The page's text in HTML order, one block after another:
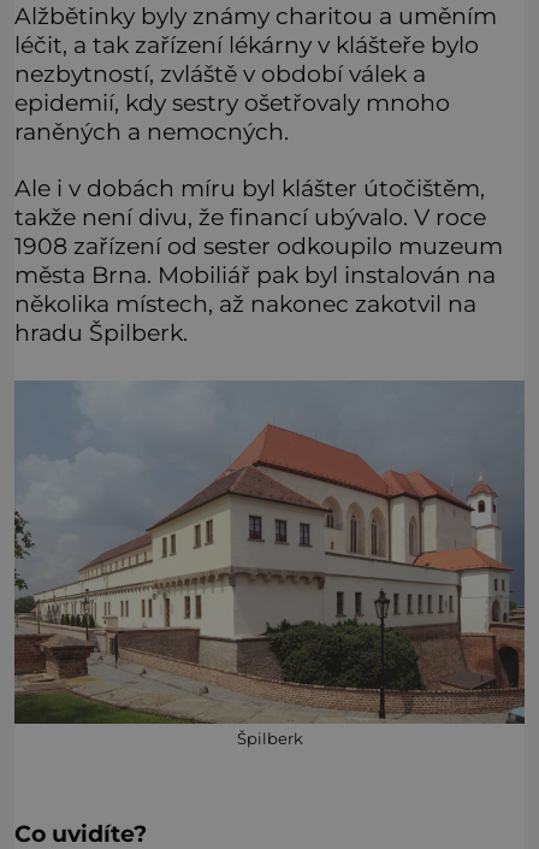
Alžbětinky byly známy charitou a uměním
léčit, a tak zařízení lékárny v klášteře bylo
nezbytností, zvláště v období válek a
epidemií, kdy sestry ošetřovaly mnoho
raněných a nemocných.
Ale i v dobách míru byl klášter útočištěm,
takže není divu, že financí ubývalo. V roce
1908 zařízení od sester odkoupilo muzeum
města Brna. Mobiliář pak byl instalován na
několika místech, až nakonec zakotvil na
hradu Špilberk.
Špilberk
Co uvidíte?